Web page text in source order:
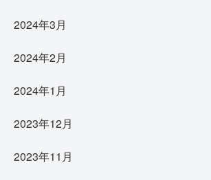
2024年3月
2024年2月
2024年1月
2023年12月
2023年11月